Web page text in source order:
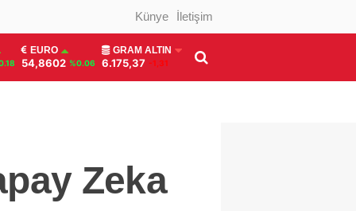
Künye İletişim
EURO
54,8602 %0.06
GRAM ALTIN
6.175,37 -1,31
Zeka